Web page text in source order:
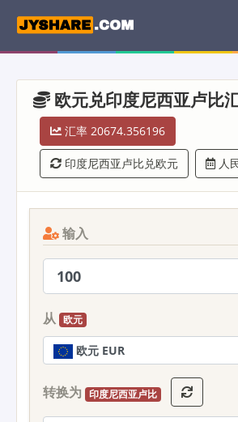
欧元兑印度尼西亚卢比
汇率 20674.356196
印度尼西亚卢比兑欧元 人
输入
从 欧元
欧元 EUR
转换为 印度尼西亚卢比